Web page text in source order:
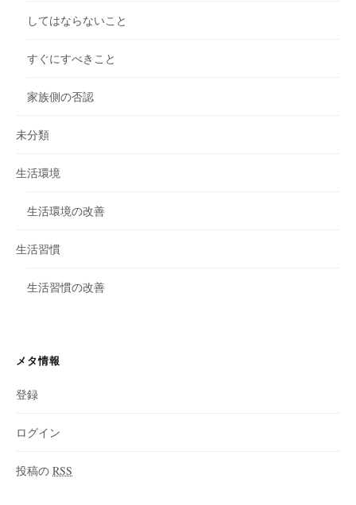
してはならないこと
すぐにすべきこと
家族側の否認
未分類
生活環境
生活環境の改善
生活習慣
生活習慣の改善
メタ情報
登録
ログイン
投稿の RSS